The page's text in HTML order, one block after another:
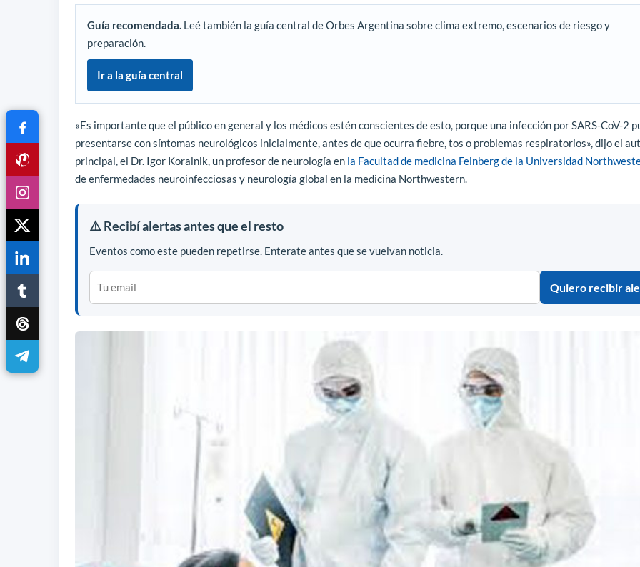
Guía recomendada. Leé también la guía central de Orbes Argentina sobre clima extremo, escenarios de riesgo y
preparación.
Ir a la guía central
«Es importante que el público en general y los médicos estén conscientes de esto, porque una infección por SARS-CoV-2
presentarse con síntomas neurológicos inicialmente, antes de que ocurra fiebre, tos o problemas respiratorios», dijo el
principal, el Dr. Igor Koralnik, un profesor de neurología en la Facultad de medicina Feinberg de la Universidad
de enfermedades neuroinfecciosas y neurología global en la medicina Northwestern.
⚠️ Recibí alertas antes que el resto
Eventos como este pueden repetirse. Enterate antes que se vuelvan noticia.
Quiero recibir